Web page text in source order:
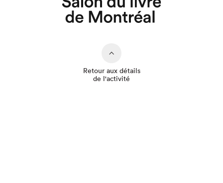
Retour aux détails
de l'activité